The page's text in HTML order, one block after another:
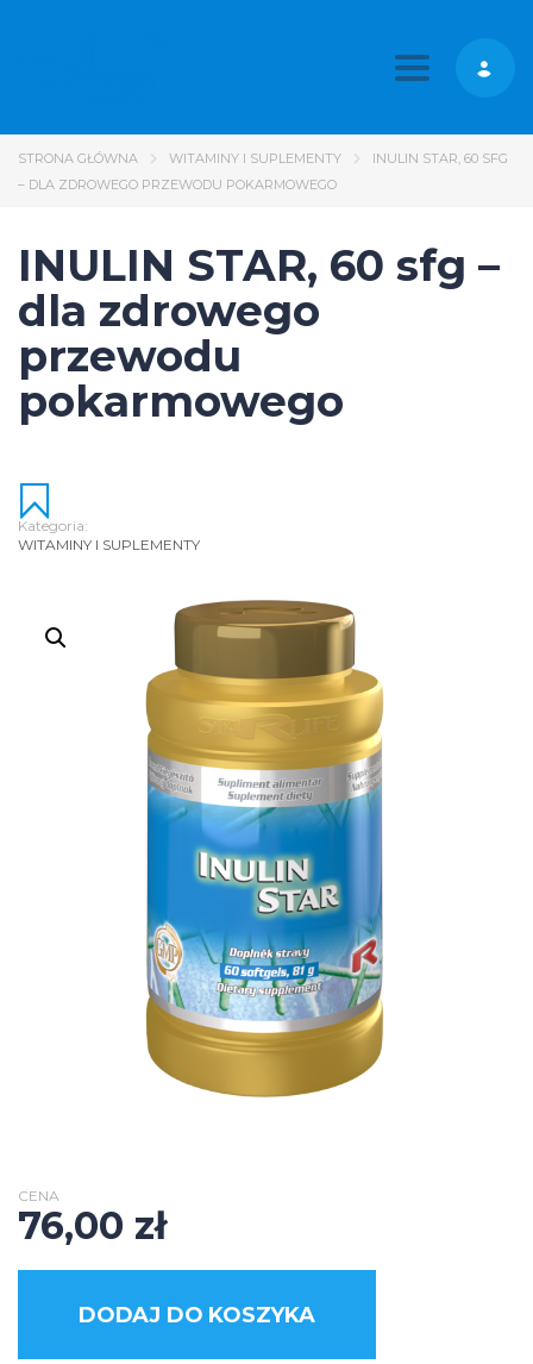
Toggle
STRONA GŁÓWNA WITAMINY I SUPLEMENTY
INULIN STAR, 60 SFG
– DLA ZDROWEGO PRZEWODU POKARMOWEGO
INULIN STAR, 60 sfg –
dla zdrowego
przewodu
pokarmowego
Kategoria:
WITAMINY I SUPLEMENTY
CENA
76,00 zł
DODAJ DO KOSZYKA